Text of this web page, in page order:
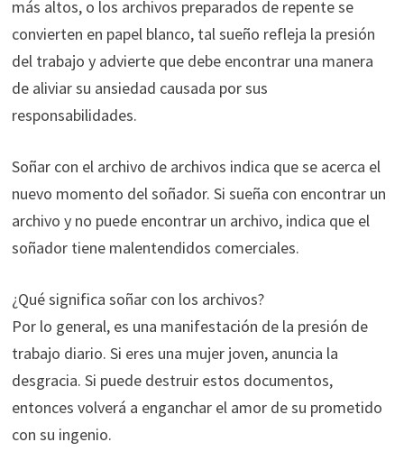
más altos, o los archivos preparados de repente se
convierten en papel blanco, tal sueño refleja la presión
del trabajo y advierte que debe encontrar una manera
de aliviar su ansiedad causada por sus
responsabilidades.
Soñar con el archivo de archivos indica que se acerca el
nuevo momento del soñador. Si sueña con encontrar un
archivo y no puede encontrar un archivo, indica que el
soñador tiene malentendidos comerciales.
¿Qué significa soñar con los archivos?
Por lo general, es una manifestación de la presión de
trabajo diario. Si eres una mujer joven, anuncia la
desgracia. Si puede destruir estos documentos,
entonces volverá a enganchar el amor de su prometido
con su ingenio.